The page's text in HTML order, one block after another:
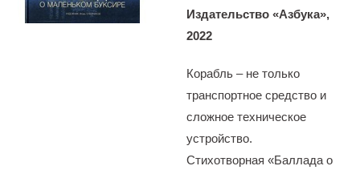
Издательство «Азбука»,
2022
Корабль – не только
транспортное средство и
сложное техническое
устройство.
Стихотворная «Баллада о